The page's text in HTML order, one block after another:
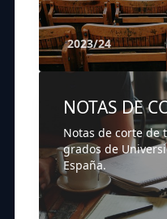
2023/24
NOTAS DE
Notas de corte de
grados de
España.